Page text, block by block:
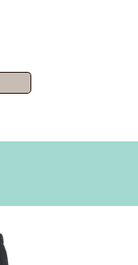
خروج از حساب کاربری